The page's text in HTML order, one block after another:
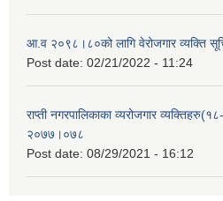
आ.व २०९८।८०को लागि वेरोजगार व्यक्ति
Post date: 02/21/2022 - 11:24
राप्ती नगरपालिकाका व्यरोजगार
२०७७।०७८
Post date: 08/29/2021 - 16:12